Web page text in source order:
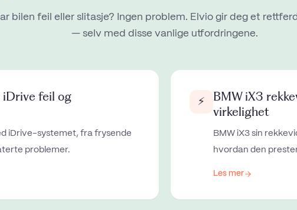
bilen feil eller slitasje? Ingen problem. Elvio gir deg et
— selv med disse vanlige utfordringene.
feil og
iDrive-systemet, fra frysende
problemer.
⚡
BMW iX3
virkelighet
BMW iX3 sin
hvordan den
Les mer